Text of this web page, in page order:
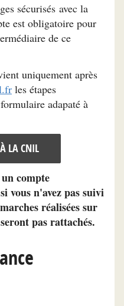
sécurisés avec la
est obligatoire pour
de ce
uniquement après
les étapes
adapaté à
LA CNIL
compte
vous n'avez pas suivi
réalisées sur
pas rattachés.